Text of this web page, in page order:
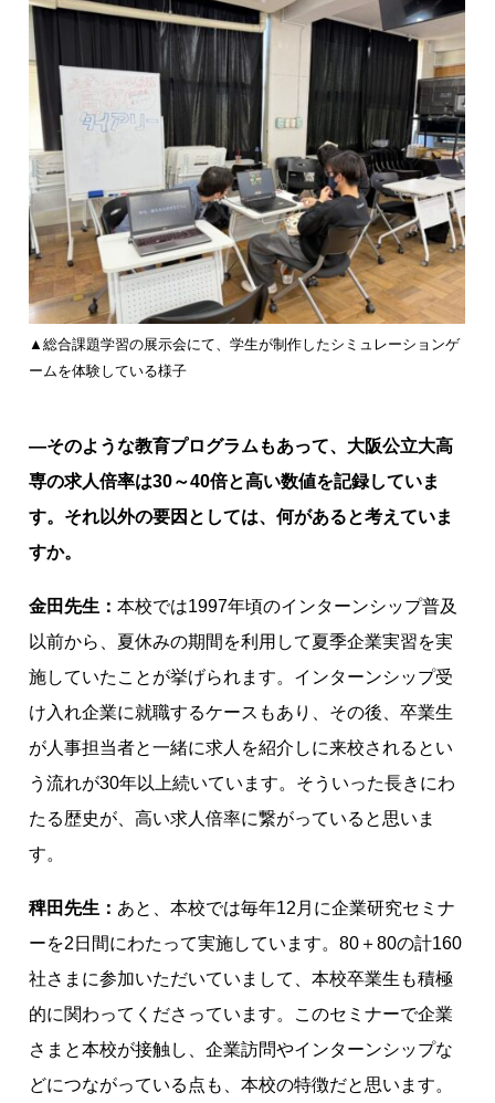
▲総合課題学習の展示会にて、学生が制作したシミュレーションゲ
ームを体験している様子
―そのような教育プログラムもあって、大阪公立大高
専の求人倍率は30～40倍と高い数値を記録していま
す。それ以外の要因としては、何があると考えていま
すか。
金田先生：本校では1997年頃のインターンシップ普及
以前から、夏休みの期間を利用して夏季企業実習を実
施していたことが挙げられます。インターンシップ受
け入れ企業に就職するケースもあり、その後、卒業生
が人事担当者と一緒に求人を紹介しに来校されるとい
う流れが30年以上続いています。そういった長きにわ
たる歴史が、高い求人倍率に繋がっていると思いま
す。
稗田先生： あと、本校では毎年12月に企業研究セミナ
ーを2日間にわたって実施しています。80＋80の計160
社さまに参加いただいていまして、本校卒業生も積極
的に関わってくださっています。このセミナーで企業
さまと本校が接触し、企業訪問やインターンシップな
どにつながっている点も、本校の特徴だと思います。